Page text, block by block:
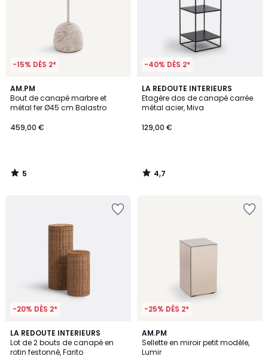
-15% DÈS 2*
AM.PM
Bout de canapé marbre et
métal fer Ø45 cm Balastro
459,00 €
5
/
5
5
/
-40% DÈS 2*
LA REDOUTE INTERIEURS
Etagère dos de canapé carrée
métal acier, Miva
129,00 €
4,7
/ 5
4,7
/
-20% DÈS 2*
LA REDOUTE INTERIEURS
Lot de 2 bouts de canapé en
rotin festonné, Farito
-25% DÈS 2*
AM.PM
Sellette en miroir petit modèle,
Lumir
4,2
/ 5